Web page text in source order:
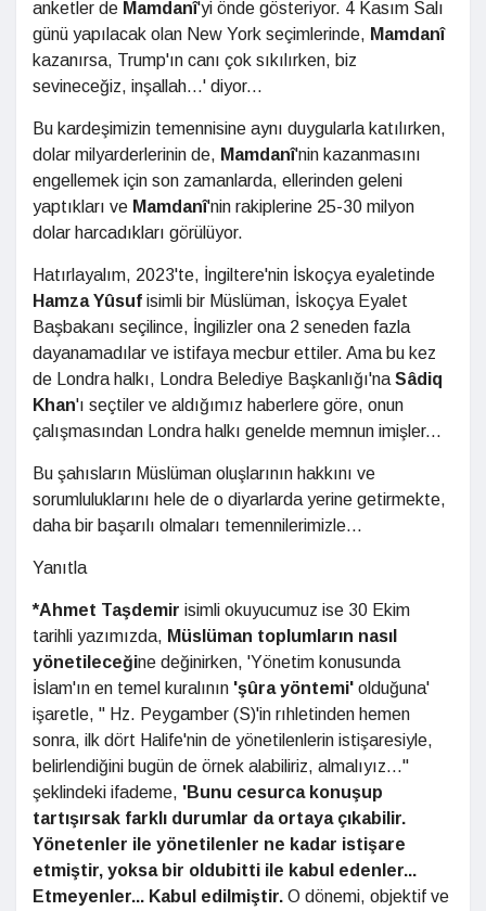
anketler de Mamdanî'yi önde gösteriyor. 4 Kasım Salı
günü yapılacak olan New York seçimlerinde, Mamdanî
kazanırsa, Trump'ın canı çok sıkılırken, biz
sevineceğiz, inşallah...' diyor...
Bu kardeşimizin temennisine aynı duygularla katılırken,
dolar milyarderlerinin de, Mamdanî'nin kazanmasını
engellemek için son zamanlarda, ellerinden geleni
yaptıkları ve Mamdanî'nin rakiplerine 25-30 milyon
dolar harcadıkları görülüyor.
Hatırlayalım, 2023'te, İngiltere'nin İskoçya eyaletinde
Hamza Yûsuf isimli bir Müslüman, İskoçya Eyalet
Başbakanı seçilince, İngilizler ona 2 seneden fazla
dayanamadılar ve istifaya mecbur ettiler. Ama bu kez
de Londra halkı, Londra Belediye Başkanlığı'na Sâdiq
Khan'ı seçtiler ve aldığımız haberlere göre, onun
çalışmasından Londra halkı genelde memnun imişler...
Bu şahısların Müslüman oluşlarının hakkını ve
sorumluluklarını hele de o diyarlarda yerine getirmekte,
daha bir başarılı olmaları temennilerimizle...
Yanıtla
*Ahmet Taşdemir isimli okuyucumuz ise 30 Ekim
tarihli yazımızda, Müslüman toplumların nasıl
yönetileceğine değinirken, 'Yönetim konusunda
İslam'ın en temel kuralının 'şûra yöntemi' olduğuna'
işaretle, " Hz. Peygamber (S)'in rıhletinden hemen
sonra, ilk dört Halife'nin de yönetilenlerin istişaresiyle,
belirlendiğini bugün de örnek alabiliriz, almalıyız..."
şeklindeki ifademe, 'Bunu cesurca konuşup
tartışırsak farklı durumlar da ortaya çıkabilir.
Yönetenler ile yönetilenler ne kadar istişare
etmiştir, yoksa bir oldubitti ile kabul edenler...
Etmeyenler... Kabul edilmiştir. O dönemi, objektif ve